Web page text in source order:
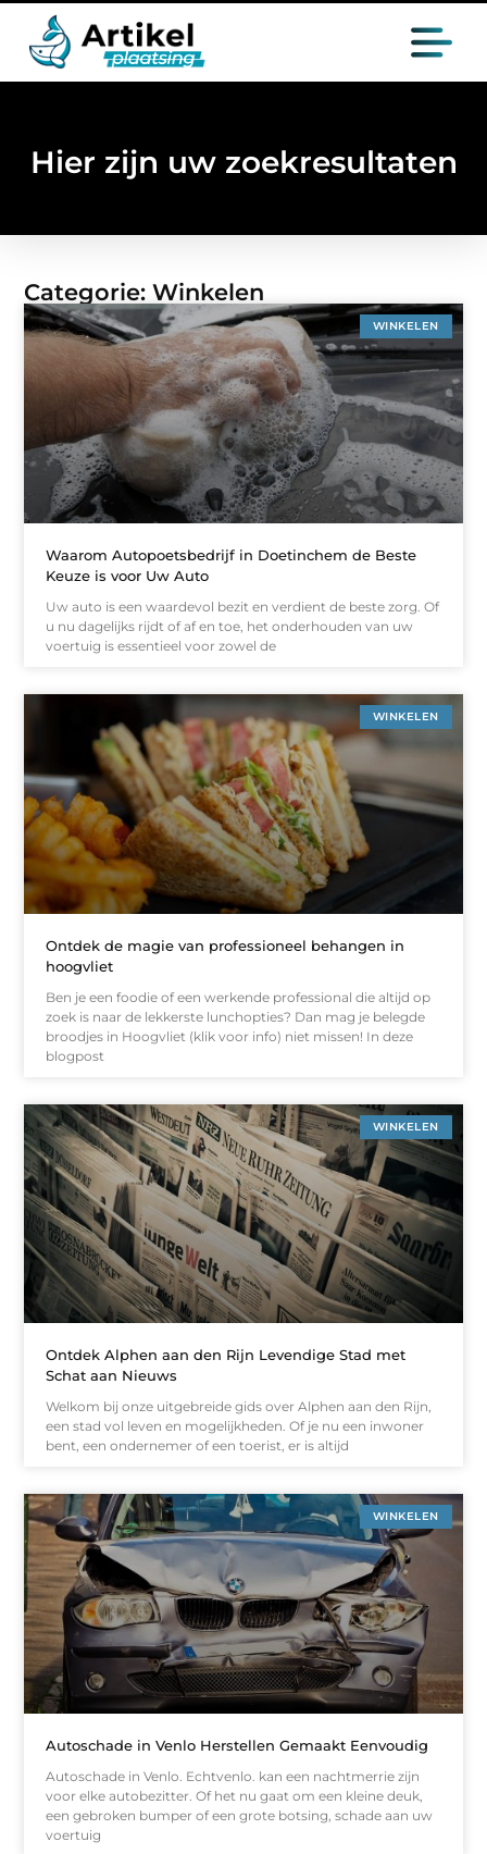
Hier zijn uw zoekresultaten
Categorie: Winkelen
WINKELEN
Waarom Autopoetsbedrijf in Doetinchem de Beste
Keuze is voor Uw Auto
Uw auto is een waardevol bezit en verdient de beste zorg. Of
u nu dagelijks rijdt of af en toe, het onderhouden van uw
voertuig is essentieel voor zowel de
WINKELEN
Ontdek de magie van professioneel behangen in
hoogvliet
Ben je een foodie of een werkende professional die altijd op
zoek is naar de lekkerste lunchopties? Dan mag je belegde
broodjes in Hoogvliet (klik voor info) niet missen! In deze
blogpost
WINKELEN
Ontdek Alphen aan den Rijn Levendige Stad met
Schat aan Nieuws
Welkom bij onze uitgebreide gids over Alphen aan den Rijn,
een stad vol leven en mogelijkheden. Of je nu een inwoner
bent, een ondernemer of een toerist, er is altijd
WINKELEN
Autoschade in Venlo Herstellen Gemaakt Eenvoudig
Autoschade in Venlo. Echtvenlo. kan een nachtmerrie zijn
voor elke autobezitter. Of het nu gaat om een kleine deuk,
een gebroken bumper of een grote botsing, schade aan uw
voertuig